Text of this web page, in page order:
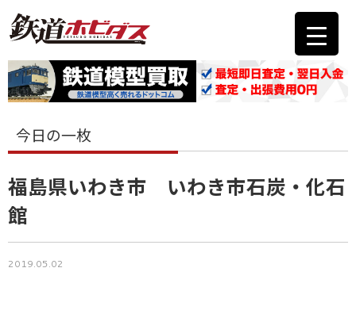
今日の一枚
福島県いわき市 いわき市石炭・化石
館
2019.05.02